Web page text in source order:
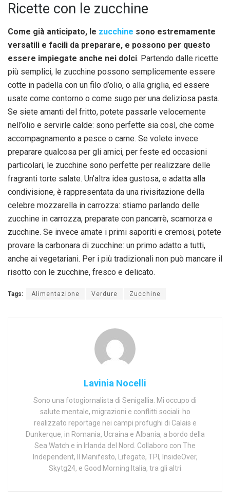
Ricette con le zucchine
Come già anticipato, le zucchine sono estremamente
versatili e facili da preparare, e possono per questo
essere impiegate anche nei dolci. Partendo dalle ricette
più semplici, le zucchine possono semplicemente essere
cotte in padella con un filo d’olio, o alla griglia, ed essere
usate come contorno o come sugo per una deliziosa pasta.
Se siete amanti del fritto, potete passarle velocemente
nell’olio e servirle calde: sono perfette sia così, che come
accompagnamento a pesce o carne. Se volete invece
preparare qualcosa per gli amici, per feste ed occasioni
particolari, le zucchine sono perfette per realizzare delle
fragranti torte salate. Un’altra idea gustosa, e adatta alla
condivisione, è rappresentata da una rivisitazione della
celebre mozzarella in carrozza: stiamo parlando delle
zucchine in carrozza, preparate con pancarrè, scamorza e
zucchine. Se invece amate i primi saporiti e cremosi, potete
provare la carbonara di zucchine: un primo adatto a tutti,
anche ai vegetariani. Per i più tradizionali non può mancare il
risotto con le zucchine, fresco e delicato.
Tags: Alimentazione Verdure Zucchine
Lavinia Nocelli
Sono una fotogiornalista di Senigallia. Mi occupo di
salute mentale, migrazioni e conflitti sociali: ho
realizzato reportage nei campi profughi di Calais e
Dunkerque, in Romania, Ucraina e Albania, a bordo della
Sea Watch e in Irlanda del Nord. Collaboro con The
Independent, Il Manifesto, Lifegate, TPI, InsideOver,
Skytg24, e Good Morning Italia, tra gli altri